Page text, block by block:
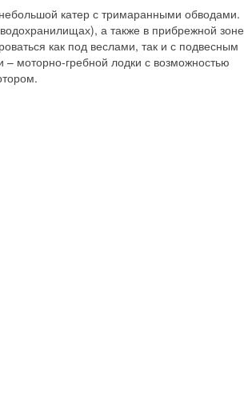
катер с тримаранными обводами.
а также в прибрежной зоне
как под веслами, так и с подвесным
моторно-гребной лодки с возможностью